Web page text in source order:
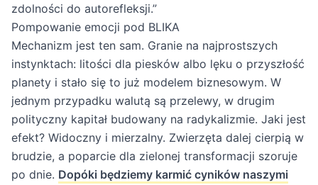
zdolności do autorefleksji.”
Pompowanie emocji pod BLIKA
Mechanizm jest ten sam. Granie na najprostszych
instynktach: litości dla piesków albo lęku o przyszłość
planety i stało się to już modelem biznesowym. W
jednym przypadku walutą są przelewy, w drugim
polityczny kapitał budowany na radykalizmie. Jaki jest
efekt? Widoczny i mierzalny. Zwierzęta dalej cierpią w
brudzie, a poparcie dla zielonej transformacji szoruje
po dnie. Dopóki będziemy karmić cyników naszymi